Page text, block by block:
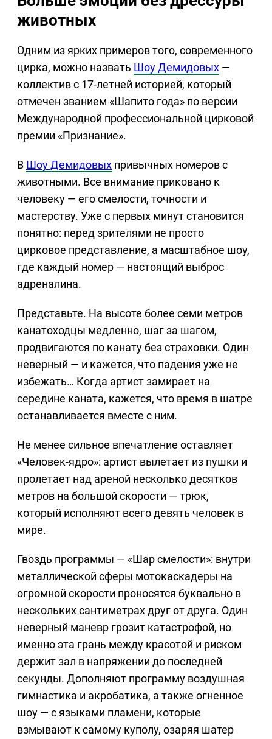
животных
Одним из ярких примеров того, современного
цирка, можно назвать Шоу Демидовых —
коллектив с 17-летней историей, который
отмечен званием «Шапито года» по версии
Международной профессиональной цирковой
премии «Признание».
В Шоу Демидовых привычных номеров с
животными. Все внимание приковано к
человеку — его смелости, точности и
мастерству. Уже с первых минут становится
понятно: перед зрителями не просто
цирковое представление, а масштабное шоу,
где каждый номер — настоящий выброс
адреналина.
Представьте. На высоте более семи метров
канатоходцы медленно, шаг за шагом,
продвигаются по канату без страховки. Один
неверный — и кажется, что падения уже не
избежать… Когда артист замирает на
середине каната, кажется, что время в шатре
останавливается вместе с ним.
Не менее сильное впечатление оставляет
«Человек-ядро»: артист вылетает из пушки и
пролетает над ареной несколько десятков
метров на большой скорости — трюк,
который исполняют всего девять человек в
мире.
Гвоздь программы — «Шар смелости»: внутри
металлической сферы мотокаскадеры на
огромной скорости проносятся буквально в
нескольких сантиметрах друг от друга. Один
неверный маневр грозит катастрофой, но
именно эта грань между красотой и риском
держит зал в напряжении до последней
секунды. Дополняют программу воздушная
гимнастика и акробатика, а также огненное
шоу — с языками пламени, которые
взмывают к самому куполу, озаряя шатер